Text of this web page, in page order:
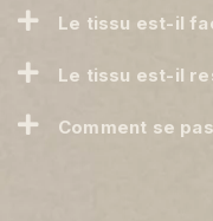
Le tissu est-il
Le tissu est-il
Comment se